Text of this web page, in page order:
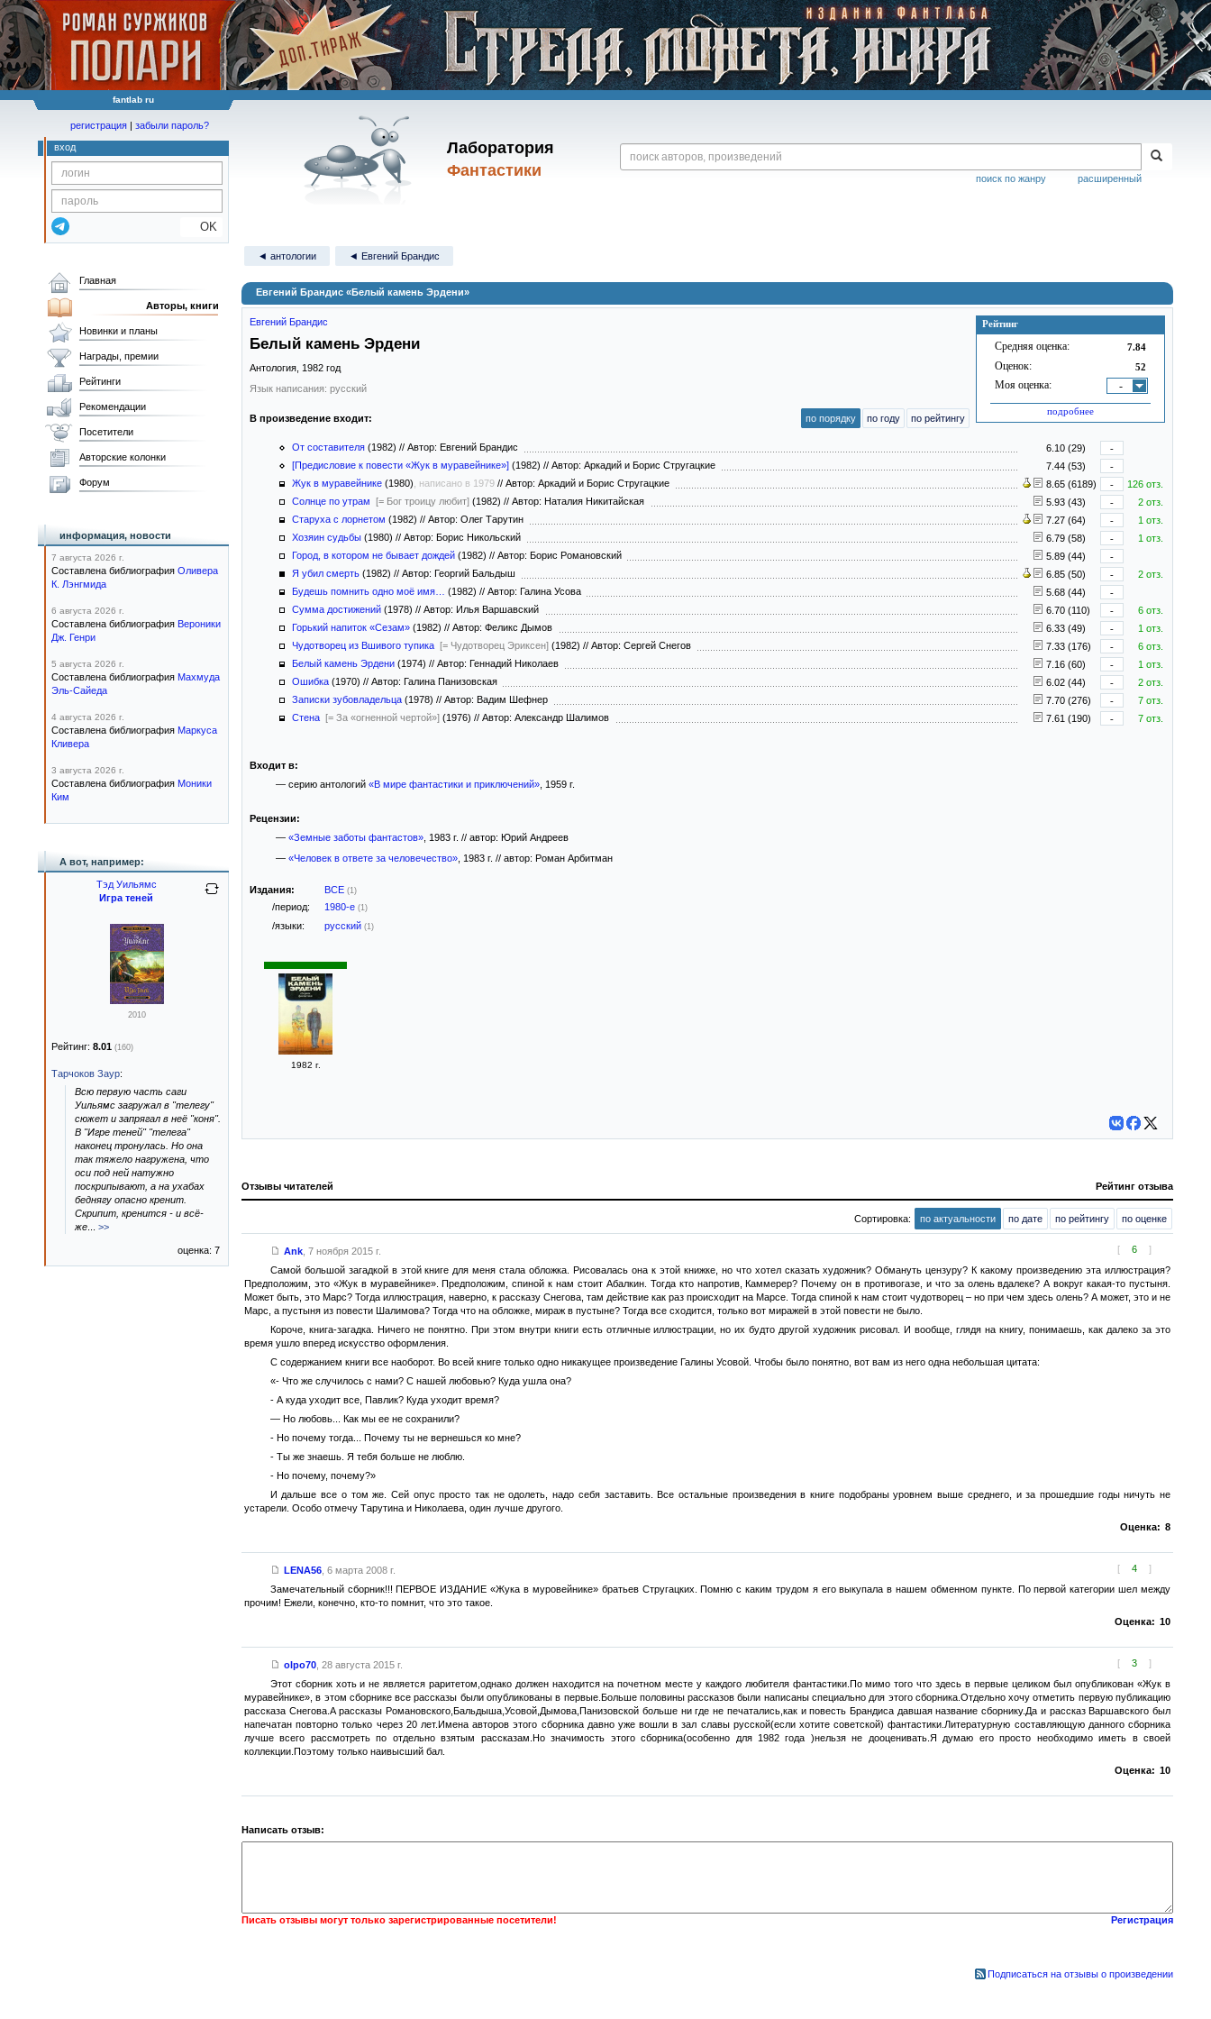
fantlab ru
Лаборатория
Фантастики
расширенный
поиск по жанру
регистрация | забыли пароль?
вход
OK
◄ антологии ◄ Евгений Брандис
Евгений Брандис «Белый камень Эрдени»
Рейтинг
Средняя оценка: 7.84
Оценок: 52
Моя оценка: -
подробнее
Евгений Брандис
Белый камень Эрдени
Антология, 1982 год
Язык написания: русский
В произведение входит: по порядку по году по рейтингу
От составителя (1982) // Автор: Евгений Брандис 6.10 (29)
-
[Предисловие к повести «Жук в муравейнике»] (1982) // Автор: Аркадий и Борис Стругацкие 7.44 (53)
-
Жук в муравейнике (1980) , написано в 1979 // Автор: Аркадий и Борис Стругацкие 8.65 (6189) -
126 отз.
Солнце по утрам [= Бог троицу любит] (1982) // Автор: Наталия Никитайская 5.93 (43) -
2 отз.
Старуха с лорнетом (1982) // Автор: Олег Тарутин 7.27 (64) -
1 отз.
Хозяин судьбы (1980) // Автор: Борис Никольский 6.79 (58) -
1 отз.
Город, в котором не бывает дождей (1982) // Автор: Борис Романовский 5.89 (44)
-
Я убил смерть (1982) // Автор: Георгий Бальдыш 6.85 (50) -
2 отз.
Будешь помнить одно моё имя…
(1982) // Автор: Галина Усова 5.68 (44)
-
Сумма достижений (1978) // Автор: Илья Варшавский 6.70 (110) -
6 отз.
Горький напиток «Сезам» (1982) // Автор: Феликс Дымов 6.33 (49) -
1 отз.
Чудотворец из Вшивого тупика [= Чудотворец Эриксен] (1982) // Автор: Сергей Снегов 7.33 (176) -
6 отз.
Белый камень Эрдени (1974) // Автор: Геннадий Николаев 7.16 (60) -
1 отз.
Ошибка (1970) // Автор: Галина Панизовская 6.02 (44) -
2 отз.
Записки зубовладельца (1978) // Автор: Вадим Шефнер 7.70 (276) -
7 отз.
Стена [= За «огненной чертой»] (1976) // Автор: Александр Шалимов 7.61 (190) - 7 отз.
Входит в:
— серию антологий «В мире фантастики и приключений», 1959 г.
Рецензии:
— «Земные заботы фантастов», 1983 г. // автор: Юрий Андреев
— «Человек в ответе за человечество», 1983 г. // автор: Роман Арбитман
Издания: ВСЕ (1)
/период: 1980-е (1)
/языки: русский (1)
1982 г.
Отзывы читателей Рейтинг отзыва
Сортировка: по актуальности по дате по рейтингу по оценке
[ 6 ]
Ank, 7 ноября 2015 г.
Самой большой загадкой в этой книге для меня стала обложка. Рисовалась она к этой книжке, но что хотел сказать художник? Обмануть цензуру? К какому произведению эта иллюстрация?
Предположим, это «Жук в муравейнике». Предположим, спиной к нам стоит Абалкин. Тогда кто напротив, Каммерер? Почему он в противогазе, и что за олень вдалеке? А вокруг какая-то пустыня.
Может быть, это Марс? Тогда иллюстрация, наверно, к рассказу Снегова, там действие как раз происходит на Марсе. Тогда спиной к нам стоит чудотворец – но при чем здесь олень? А может, это и не
Марс, а пустыня из повести Шалимова? Тогда что на обложке, мираж в пустыне? Тогда все сходится, только вот миражей в этой повести не было.
Короче, книга-загадка. Ничего не понятно. При этом внутри книги есть отличные иллюстрации, но их будто другой художник рисовал. И вообще, глядя на книгу, понимаешь, как далеко за это
время ушло вперед искусство оформления.
С содержанием книги все наоборот. Во всей книге только одно никакущее произведение Галины Усовой. Чтобы было понятно, вот вам из него одна небольшая цитата:
«- Что же случилось с нами? С нашей любовью? Куда ушла она?
- А куда уходит все, Павлик? Куда уходит время?
— Но любовь... Как мы ее не сохранили?
- Но почему тогда... Почему ты не вернешься ко мне?
- Ты же знаешь. Я тебя больше не люблю.
- Но почему, почему?»
И дальше все о том же. Сей опус просто так не одолеть, надо себя заставить. Все остальные произведения в книге подобраны уровнем выше среднего, и за прошедшие годы ничуть не
устарели. Особо отмечу Тарутина и Николаева, один лучше другого.
Оценка: 8
[ 4 ]
LENA56, 6 марта 2008 г.
Замечательный сборник!!! ПЕРВОЕ ИЗДАНИЕ «Жука в муровейнике» братьев Стругацких. Помню с каким трудом я его выкупала в нашем обменном пункте. По первой категории шел между
прочим! Ежели, конечно, кто-то помнит, что это такое.
Оценка: 10
[ 3 ]
olpo70, 28 августа 2015 г.
Этот сборник хоть и не является раритетом,однако должен находится на почетном месте у каждого любителя фантастики.По мимо того что здесь в первые целиком был опубликован «Жук в
муравейнике», в этом сборнике все рассказы были опубликованы в первые.Больше половины рассказов были написаны специально для этого сборника.Отдельно хочу отметить первую публикацию
рассказа Снегова.А рассказы Романовского,Бальдыша,Усовой,Дымова,Панизовской больше ни где не печатались,как и повесть Брандиса давшая название сборнику.Да и рассказ Варшавского был
напечатан повторно только через 20 лет.Имена авторов этого сборника давно уже вошли в зал славы русской(если хотите советской) фантастики.Литературную составляющую данного сборника
лучше всего рассмотреть по отдельно взятым рассказам.Но значимость этого сборника(особенно для 1982 года )нельзя не дооценивать.Я думаю его просто необходимо иметь в своей
коллекции.Поэтому только наивысший бал.
Оценка: 10
Написать отзыв:
Писать отзывы могут только зарегистрированные посетители! Регистрация
Подписаться на отзывы о произведении
Главная
Авторы, книги
Новинки и планы
Награды, премии
Рейтинги
Рекомендации
Посетители
Авторские колонки
Форум
информация, новости
7 августа 2026 г.
Составлена библиография Оливера
К. Лэнгмида
6 августа 2026 г.
Составлена библиография Вероники
Дж. Генри
5 августа 2026 г.
Составлена библиография Махмуда
Эль-Сайеда
4 августа 2026 г.
Составлена библиография Маркуса
Кливера
3 августа 2026 г.
Составлена библиография Моники
Ким
А вот, например:
Тэд Уильямс
Игра теней
2010
Рейтинг: 8.01 (160)
Тарчоков Заур:
Всю первую часть саги
Уильямс загружал в "телегу"
сюжет и запрягал в неё "коня".
В "Игре теней" "телега"
наконец тронулась. Но она
так тяжело нагружена, что
оси под ней натужно
поскрипывают, а на ухабах
беднягу опасно кренит.
Скрипит, кренится - и всё-
же
>>
оценка: 7